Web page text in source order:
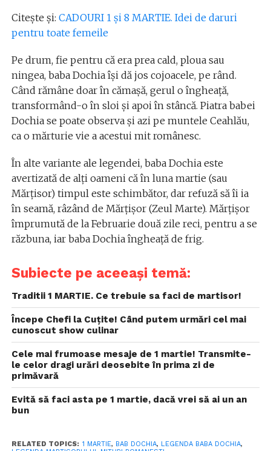
Citește și: CADOURI 1 și 8 MARTIE. Idei de daruri
pentru toate femeile
Pe drum, fie pentru că era prea cald, ploua sau
ningea, baba Dochia își dă jos cojoacele, pe rând.
Când rămâne doar în cămașă, gerul o îngheață,
transformând-o în sloi și apoi în stâncă. Piatra babei
Dochia se poate observa și azi pe muntele Ceahlău,
ca o mărturie vie a acestui mit românesc.
În alte variante ale legendei, baba Dochia este
avertizată de alți oameni că în luna martie (sau
Mărțisor) timpul este schimbător, dar refuză să îi ia
în seamă, râzând de Mărțișor (Zeul Marte). Mărțișor
împrumută de la Februarie două zile reci, pentru a se
răzbuna, iar baba Dochia îngheață de frig.
Subiecte pe aceeași temă:
Traditii 1 MARTIE. Ce trebuie sa faci de martisor!
Începe Chefi la Cuțite! Când putem urmări cel mai
cunoscut show culinar
Cele mai frumoase mesaje de 1 martie! Transmite-
le celor dragi urări deosebite în prima zi de
primăvară
Evită să faci asta pe 1 martie, dacă vrei să ai un an
bun
RELATED TOPICS: 1 MARTIE, BAB DOCHIA, LEGENDA BABA DOCHIA,